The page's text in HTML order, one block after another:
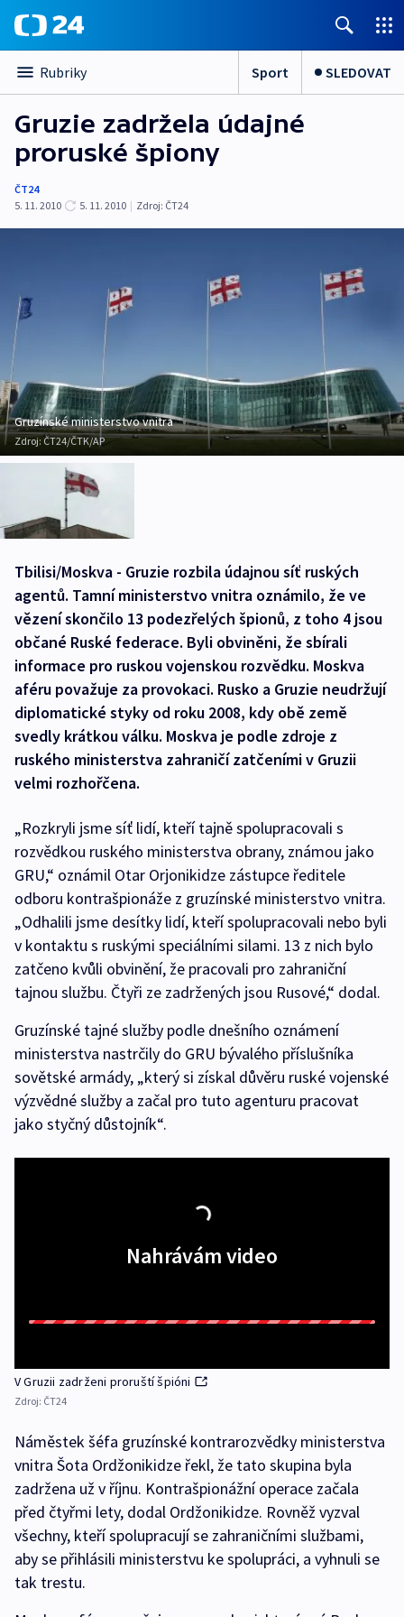
Rubriky Sport SLEDOVAT
Gruzie zadržela údajné
proruské špiony
ČT24
5. 11. 2010
5. 11. 2010 | Zdroj: ČT24
Gruzínské ministerstvo vnitra
Zdroj: ČT24/ČTK/AP
Tbilisi/Moskva - Gruzie rozbila údajnou síť ruských
agentů. Tamní ministerstvo vnitra oznámilo, že ve
vězení skončilo 13 podezřelých špionů, z toho 4 jsou
občané Ruské federace. Byli obviněni, že sbírali
informace pro ruskou vojenskou rozvědku. Moskva
aféru považuje za provokaci. Rusko a Gruzie neudržují
diplomatické styky od roku 2008, kdy obě země
svedly krátkou válku. Moskva je podle zdroje z
ruského ministerstva zahraničí zatčeními v Gruzii
velmi rozhořčena.
„Rozkryli jsme síť lidí, kteří tajně spolupracovali s
rozvědkou ruského ministerstva obrany, známou jako
GRU,“ oznámil Otar Orjonikidze zástupce ředitele
odboru kontrašpionáže z gruzínské ministerstvo vnitra.
„Odhalili jsme desítky lidí, kteří spolupracovali nebo byli
v kontaktu s ruskými speciálními silami. 13 z nich bylo
zatčeno kvůli obvinění, že pracovali pro zahraniční
tajnou službu. Čtyři ze zadržených jsou Rusové,“ dodal.
Gruzínské tajné služby podle dnešního oznámení
ministerstva nastrčily do GRU bývalého příslušníka
sovětské armády, „který si získal důvěru ruské vojenské
výzvědné služby a začal pro tuto agenturu pracovat
jako styčný důstojník“.
Nahrávám video
V Gruzii zadrženi proruští špióni
Zdroj: ČT24
Náměstek šéfa gruzínské kontrarozvědky ministerstva
vnitra Šota Ordžonikidze řekl, že tato skupina byla
zadržena už v říjnu. Kontrašpionážní operace začala
před čtyřmi lety, dodal Ordžonikidze. Rovněž vyzval
všechny, kteří spolupracují se zahraničními službami,
aby se přihlásili ministerstvu ke spolupráci, a vyhnuli se
tak trestu.